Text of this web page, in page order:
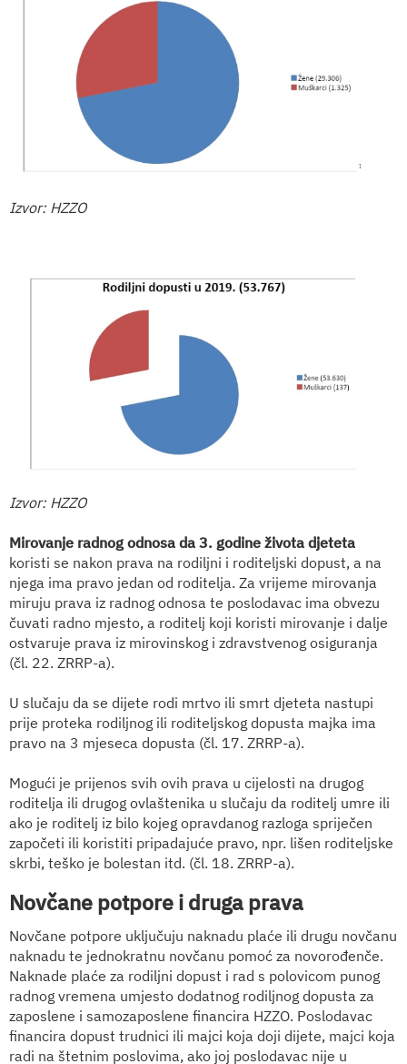
Izvor: HZZO
Izvor: HZZO
Mirovanje radnog odnosa da 3. godine života djeteta
koristi se nakon prava na rodiljni i roditeljski dopust, a na
njega ima pravo jedan od roditelja. Za vrijeme mirovanja
miruju prava iz radnog odnosa te poslodavac ima obvezu
čuvati radno mjesto, a roditelj koji koristi mirovanje i dalje
ostvaruje prava iz mirovinskog i zdravstvenog osiguranja
(čl. 22. ZRRP-a).
U slučaju da se dijete rodi mrtvo ili smrt djeteta nastupi
prije proteka rodiljnog ili roditeljskog dopusta majka ima
pravo na 3 mjeseca dopusta (čl. 17. ZRRP-a).
Mogući je prijenos svih ovih prava u cijelosti na drugog
roditelja ili drugog ovlaštenika u slučaju da roditelj umre ili
ako je roditelj iz bilo kojeg opravdanog razloga spriječen
započeti ili koristiti pripadajuće pravo, npr. lišen roditeljske
skrbi, teško je bolestan itd. (čl. 18. ZRRP-a).
Novčane potpore i druga prava
Novčane potpore uključuju naknadu plaće ili drugu novčanu
naknadu te jednokratnu novčanu pomoć za novorođenče.
Naknade plaće za rodiljni dopust i rad s polovicom punog
radnog vremena umjesto dodatnog rodiljnog dopusta za
zaposlene i samozaposlene financira HZZO. Poslodavac
financira dopust trudnici ili majci koja doji dijete, majci koja
radi na štetnim poslovima, ako joj poslodavac nije u